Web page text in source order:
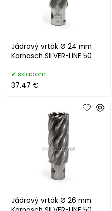
Jádrový vrták Ø 24 mm
Karnasch SILVER-LINE 50
skladom
37.47 €
Jádrový vrták Ø 26 mm